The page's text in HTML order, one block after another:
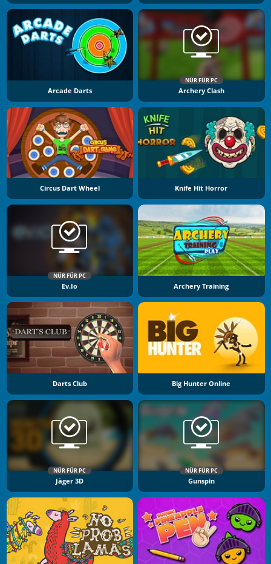
Arcade Darts
NÜR FÜR PC
Archery Clash
Circus Dart Wheel Knife Hit Horror
NÜR FÜR PC
Ev.io Archery Training
Darts Club Big Hunter Online
NÜR FÜR PC
Jäger 3D
NÜR FÜR PC
Gunspin